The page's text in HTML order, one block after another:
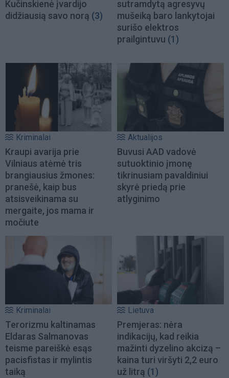
Kučinskienė įvardijo
didžiausią savo norą (3)
sutramdytą agresyvų
mušeiką baro lankytojai
surišo elektros
prailgintuvu (1)
Kriminalai
Kraupi avarija prie
Vilniaus atėmė tris
brangiausius žmones:
pranešė, kaip bus
atsisveikinama su
mergaite, jos mama ir
močiute
Aktualijos
Buvusi AAD vadovė
sutuoktinio įmonę
tikrinusiam pavaldiniui
skyrė priedą prie
atlyginimo
Kriminalai
Terorizmu kaltinamas
Eldaras Salmanovas
teisme pareiškė esąs
pacisfistas ir mylintis
taiką
Lietuva
Premjeras: nėra
indikacijų, kad reikia
mažinti dyzelino akcizą –
kaina turi viršyti 2,2 euro
už litrą (1)